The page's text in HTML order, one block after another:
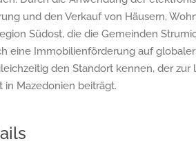
und den Verkauf von Häusern,
Südost, die die Gemeinden
eine Immobilienförderung auf
den Standort kennen, der
in Mazedonien beiträgt.